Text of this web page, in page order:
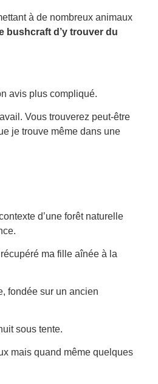
à de nombreux animaux
bushcraft d’y trouver du
avis plus compliqué.
Vous trouverez peut-être
je trouve même dans une
d’une forêt naturelle
ma fille aînée à la
fondée sur un ancien
sous tente.
mais quand même quelques